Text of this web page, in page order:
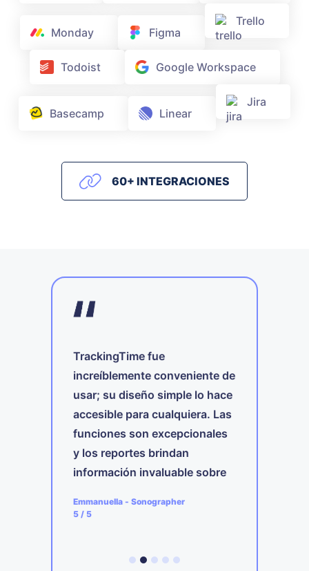
Monday Figma
Trello
Todoist Google Workspace
Basecamp Linear
Jira
60+ INTEGRACIONES
TrackingTime fue
increíblemente conveniente de
usar; su diseño simple lo hace
accesible para cualquiera. Las
funciones son excepcionales
y los reportes brindan
información invaluable sobre
Emmanuella - Sonographer
5 / 5